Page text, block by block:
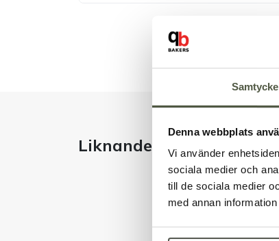
Samtycke
Denna webbplats
Vi använder
sociala medier och
till de sociala medier
med annan
Liknande produkter